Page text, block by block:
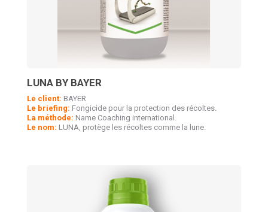
LUNA BY BAYER
Le client: BAYER
Le briefing: Fongicide pour la protection des récoltes.
La méthode: Name Coaching international.
Le nom: LUNA, protège les récoltes comme la lune.